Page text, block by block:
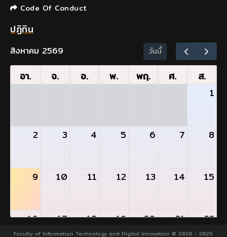
Code Of Conduct
ปฏิทิน
สิงหาคม 2569 วันนี้
อา. จ. อ. พ. พฤ. ศ. ส.
1
2 3 4 5 6 7 8
9 10 11 12 13 14 15
16 17
- วันแรกของการสอบกลางภาคเรียน 1/2569
18 19 20 21 22
Faculty of Information Technology and Digital Innovation © 2020 - 2025.